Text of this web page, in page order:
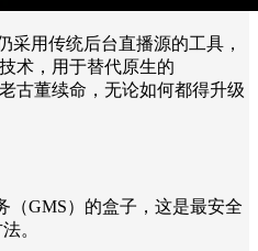
采用传统后台直播源的工具，
术，用于替代原生的
古董续命，无论如何都得升级
（GMS）的盒子，这是最安全
。